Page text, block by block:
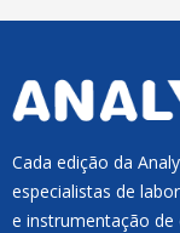
Cada edição da
especialistas de
e instrumentação de